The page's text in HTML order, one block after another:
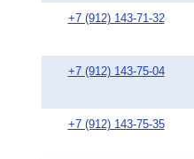
+7 (912) 143-71-32
+7 (912) 143-75-04
+7 (912) 143-75-35